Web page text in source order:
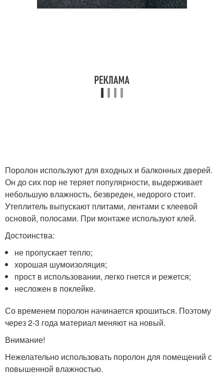
Поролон используют для входных и балконных дверей.
Он до сих пор не теряет популярности, выдерживает
небольшую влажность, безвреден, недорого стоит.
Утеплитель выпускают плитами, лентами с клеевой
основой, полосами. При монтаже используют клей.
Достоинства:
не пропускает тепло;
хорошая шумоизоляция;
прост в использовании, легко гнется и режется;
несложен в поклейке.
Со временем поролон начинается крошиться. Поэтому
через 2-3 года материал меняют на новый.
Внимание!
Нежелательно использовать поролон для помещений с
повышенной влажностью.